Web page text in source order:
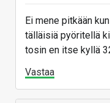
Ei mene pitkään
tälläisiä pyöritellä
tosin en itse kyllä
Vastaa